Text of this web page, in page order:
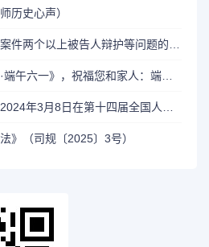
历史心声）
》（司规〔2025〕3号）